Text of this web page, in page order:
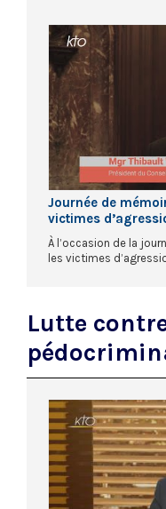
Journée de
victimes
Verny
À l’occasion de la
les victimes
Lutte